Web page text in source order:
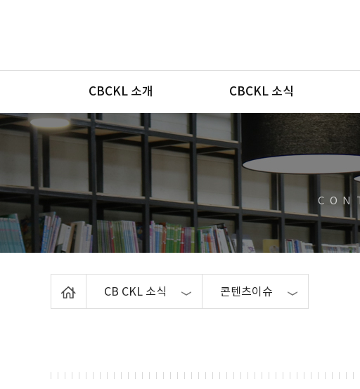
메뉴
CBCKL 소개 CBCKL 소식
CB CKL 소식 콘텐츠이슈